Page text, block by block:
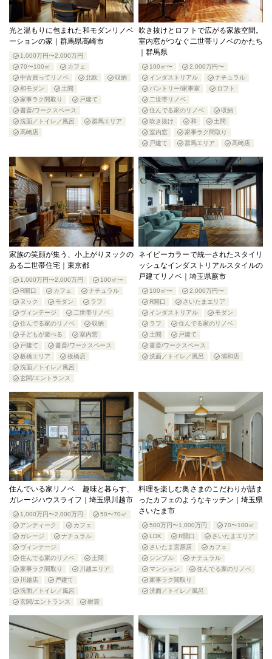
光と温もりに包まれた和モダンリノベ
ーションの家｜群馬県高崎市
1,000万円〜2,000万円
70〜100㎡
カフェ
中古買ってリノベ
北欧
収納
和モダン
土間
家事ラク間取り
戸建て
書斎/ワークスペース
洗面／トイレ／風呂
群馬エリア
高崎店
吹き抜けとロフトで広がる家族空間。
室内窓がつなぐ二世帯リノベのかたち
｜群馬県
100㎡〜
2,000万円〜
インダストリアル
ナチュラル
パントリー/家事室
ロフト
二世帯リノベ
住んでる家のリノベ
収納
吹き抜け
和
土間
室内窓
家事ラク間取り
戸建て
群馬エリア 高崎店
家族の笑顔が集う、小上がりヌックの
ある二世帯住宅｜東京都
1,000万円〜2,000万円
100㎡〜
R開口
カフェ
ナチュラル
ヌック
モダン
ラフ
ヴィンテージ
二世帯リノベ
住んでる家のリノベ
収納
子どもが遊べる
室内窓
戸建て
書斎/ワークスペース
板橋エリア
板橋店
洗面／トイレ／風呂
玄関/エントランス
ネイビーカラーで統一されたスタイリ
ッシュなインダストリアルスタイルの
戸建てリノベ｜埼玉県蕨市
100㎡〜
2,000万円〜
R開口
さいたまエリア
インダストリアル
モダン
ラフ
住んでる家のリノベ
土間
戸建て
書斎/ワークスペース
洗面／トイレ／風呂
浦和店
住んでいる家リノベ 趣味と暮らす、
ガレージハウスライフ｜埼玉県川越市
1,000万円〜2,000万円
50〜70㎡
アンティーク
カフェ
ガレージ
ナチュラル
ヴィンテージ
住んでる家のリノベ
土間
家事ラク間取り
川越エリア
川越店
戸建て
洗面／トイレ／風呂
玄関/エントランス
耐震
料理を楽しむ奥さまのこだわりが詰ま
ったカフェのようなキッチン｜埼玉県
さいたま市
500万円〜1,000万円
70〜100㎡
LDK
R開口
さいたまエリア
さいたま宮原店
カフェ
シンプル
ナチュラル
マンション
住んでる家のリノベ
家事ラク間取り
洗面／トイレ／風呂